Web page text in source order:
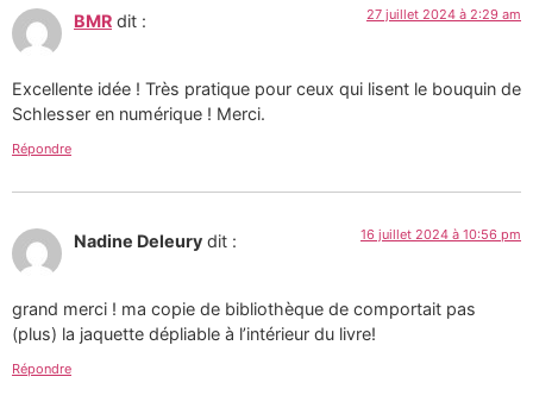
BMR dit : 27 juillet 2024 à 2:29 am
Excellente idée ! Très pratique pour ceux qui lisent le bouquin de
Schlesser en numérique ! Merci.
Répondre
Nadine Deleury dit : 16 juillet 2024 à 10:56 pm
grand merci ! ma copie de bibliothèque de comportait pas
(plus) la jaquette dépliable à l’intérieur du livre!
Répondre